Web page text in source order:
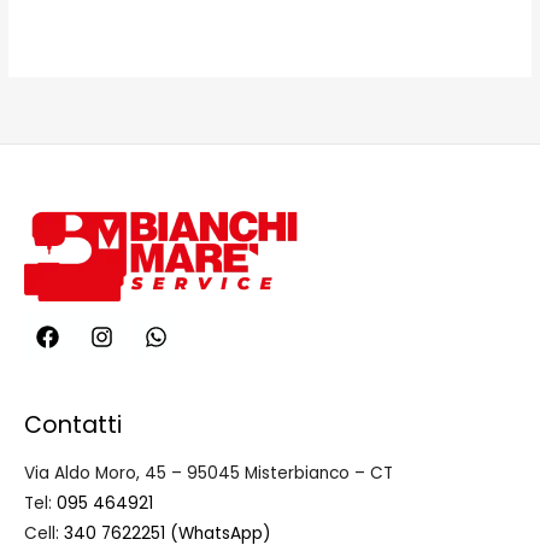
Contatti
Via Aldo Moro, 45 – 95045 Misterbianco – CT
Tel: 095 464921
Cell: 340 7622251 (WhatsApp)